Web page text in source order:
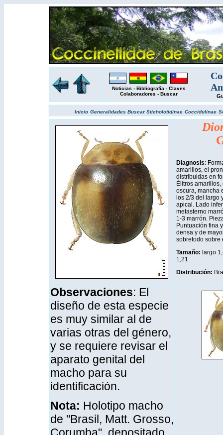
Noticias - Bibliografía - Claves
Colaboradores - Buscar
Inicio Generalidades BuscarSticholotidinae Coccidulinae
Diagnosis:
amarillos, el
distribuidas en
Élitros
oscura, mancha
los 2/3 del largo
apical. Lado
metasterno
1-3 marrón.
Puntuación fina
densa y de
sobretodo sobre
Tamaño: largo
1,21
Distribución:
Observaciones: El
diseño de esta especie
es muy similar al de
varias otras del género,
y se requiere revisar el
aparato genital del
macho para su
identificación.
Nota: Holotipo macho
de "Brasil, Matt. Grosso,